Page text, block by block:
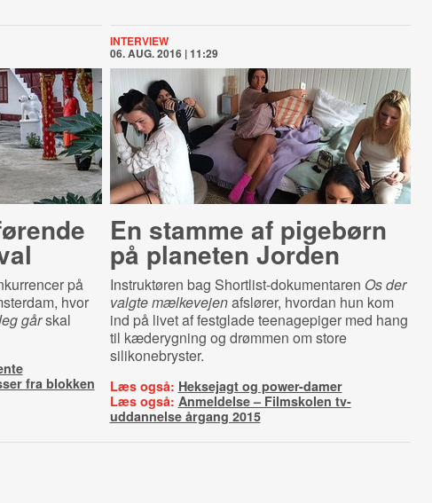
på
hvor
gårskal
fra blokken
INTERVIEW
06. AUG. 2016 | 11:29
En stamme af pigebørn
på planeten Jorden
Instruktøren bag Shortlist-dokumentaren Os der
valgte mælkevejenafslører, hvordan hun kom
ind på livet af festglade teenagepiger med hang
til kæderygning og drømmen om store
silikonebryster.
Læs også: Heksejagt og power-damer
Læs også: Anmeldelse – Filmskolen tv-
uddannelse årgang 2015